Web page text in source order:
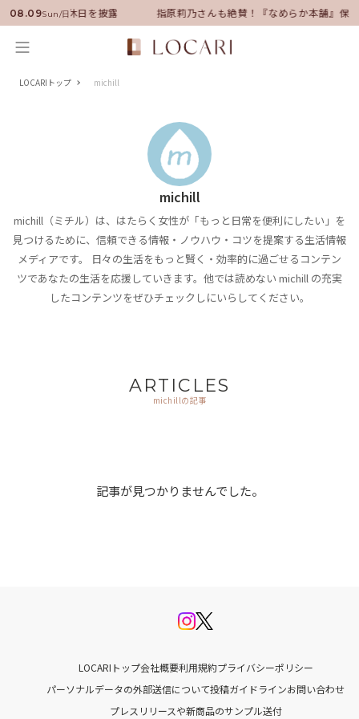
08.09Sun/日
任！いい男の休日を披露 指原莉乃さんも絶賛！『なめらか本舗』保
LOCARIトップ michill
michill
michill（ミチル）は、はたらく女性が「もっと日常を便利にしたい」を
見つけるために、信頼できる情報・ノウハウ・コツを提案する生活情報
メディアです。 日々の生活をもっと賢く・効率的に過ごせるコンテン
ツであなたの生活を応援していきます。他では読めない michill の充実
したコンテンツをぜひチェックしにいらしてください。
ARTICLES
michillの記事
記事が見つかりませんでした。
LOCARIトップ会社概要利用規約プライバシーポリシー
パーソナルデータの外部送信について投稿ガイドラインお問い合わせ
プレスリリースや新商品のサンプル送付